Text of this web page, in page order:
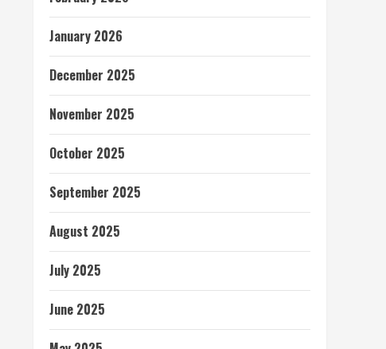
January 2026
December 2025
November 2025
October 2025
September 2025
August 2025
July 2025
June 2025